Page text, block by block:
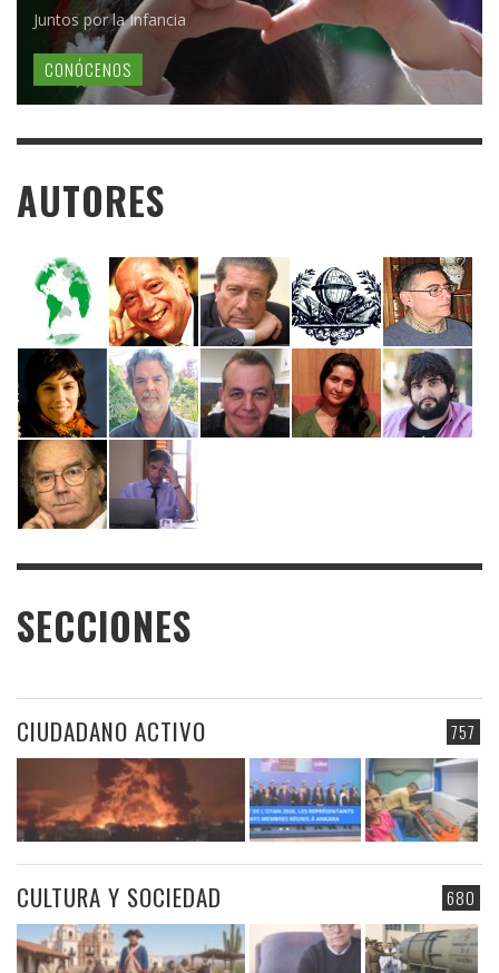
Juntos por la Infancia
CONÓCENOS
AUTORES
SECCIONES
757
CIUDADANO ACTIVO
680
CULTURA Y SOCIEDAD